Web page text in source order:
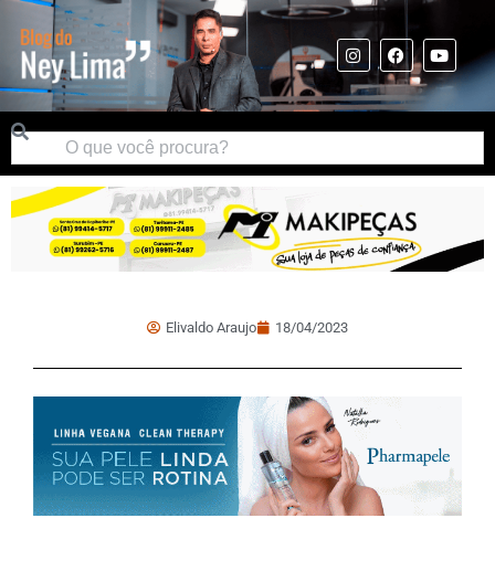
Elivaldo Araujo 18/04/2023